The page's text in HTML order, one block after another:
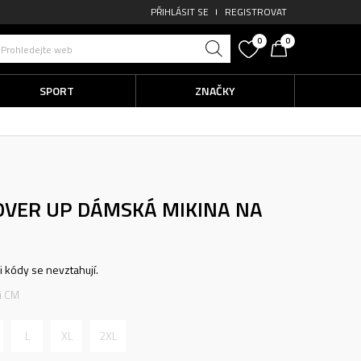
PŘIHLÁSIT SE REGISTROVAT
Prohledejte web
0 0
SPORT ZNAČKY
UP DÁMSKÁ MIKINA NA
kódy se nevztahují.
L XL 2XL